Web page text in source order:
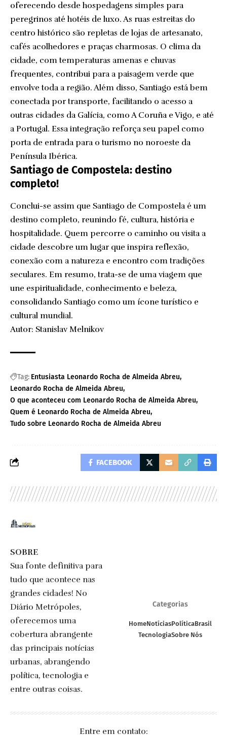
oferecendo desde hospedagens simples para
peregrinos até hotéis de luxo. As ruas estreitas do
centro histórico são repletas de lojas de artesanato,
cafés acolhedores e praças charmosas. O clima da
cidade, com temperaturas amenas e chuvas
frequentes, contribui para a paisagem verde que
envolve toda a região. Além disso, Santiago está bem
conectada por transporte, facilitando o acesso a
outras cidades da Galícia, como A Coruña e Vigo, e até
a Portugal. Essa integração reforça seu papel como
porta de entrada para o turismo no noroeste da
Península Ibérica.
Santiago de Compostela: destino
completo!
Conclui-se assim que Santiago de Compostela é um
destino completo, reunindo fé, cultura, história e
hospitalidade. Quem percorre o caminho ou visita a
cidade descobre um lugar que inspira reflexão,
conexão com a natureza e encontro com tradições
seculares. Em resumo, trata-se de uma viagem que
une espiritualidade, conhecimento e beleza,
consolidando Santiago como um ícone turístico e
cultural mundial.
Autor: Stanislav Melnikov
Tag: Entusiasta Leonardo Rocha de Almeida Abreu
Leonardo Rocha de Almeida Abreu
O que aconteceu com Leonardo Rocha de Almeida Abreu
Quem é Leonardo Rocha de Almeida Abreu
Tudo sobre Leonardo Rocha de Almeida Abreu
FACEBOOK
SOBRE
Sua fonte definitiva para
tudo que acontece nas
grandes cidades! No
Diário Metrópoles,
oferecemos uma
cobertura abrangente
das principais notícias
urbanas, abrangendo
política, tecnologia e
entre outras coisas.
Categorias
HomeNotíciasPolíticaBrasil
TecnologiaSobre Nós
Entre em contato: